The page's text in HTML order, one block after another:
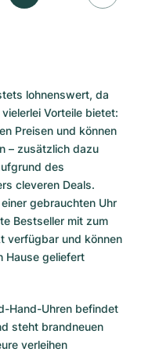
lohnenswert, da
Vorteile bietet:
Preisen und können
– zusätzlich dazu
des
cleveren Deals.
gebrauchten Uhr
Bestseller mit zum
verfügbar und können
Hause geliefert
Hand-Uhren befindet
steht brandneuen
verleihen